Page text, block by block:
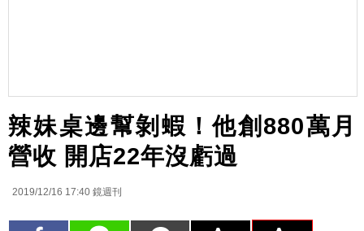
辣妹桌邊幫剝蝦！他創880萬月
營收 開店22年沒虧過
2019/12/16 17:40 鏡週刊